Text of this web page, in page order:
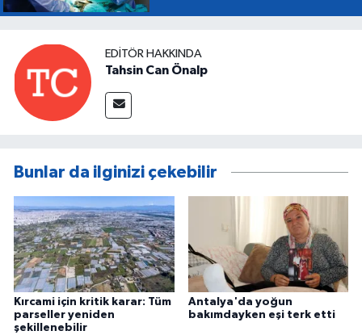
EDITÖR HAKKINDA
Tahsin Can Önalp
Bunlar da ilginizi çekebilir
Kırcami için kritik karar: Tüm
parseller yeniden
şekillenebilir
Antalya'da yoğun
bakımdayken eşi terk etti